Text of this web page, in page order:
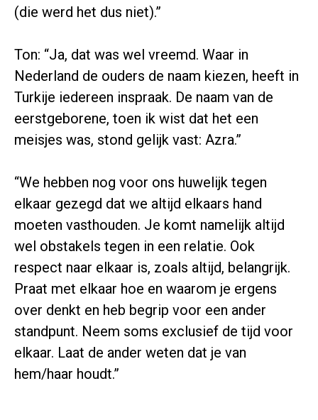
(die werd het dus niet).”
Ton: “Ja, dat was wel vreemd. Waar in
Nederland de ouders de naam kiezen, heeft in
Turkije iedereen inspraak. De naam van de
eerstgeborene, toen ik wist dat het een
meisjes was, stond gelijk vast: Azra.”
“We hebben nog voor ons huwelijk tegen
elkaar gezegd dat we altijd elkaars hand
moeten vasthouden. Je komt namelijk altijd
wel obstakels tegen in een relatie. Ook
respect naar elkaar is, zoals altijd, belangrijk.
Praat met elkaar hoe en waarom je ergens
over denkt en heb begrip voor een ander
standpunt. Neem soms exclusief de tijd voor
elkaar. Laat de ander weten dat je van
hem/haar houdt.”